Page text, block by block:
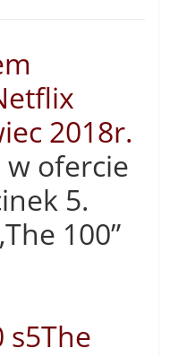
2018r.
ofercie
5.
100”
The